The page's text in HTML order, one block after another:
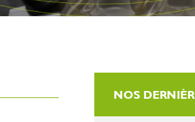
NOS